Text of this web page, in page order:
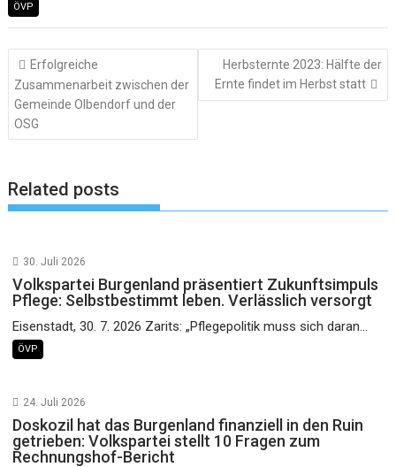
ÖVP
Beitragsnavigation
Erfolgreiche
Zusammenarbeit zwischen der
Gemeinde Olbendorf und der
OSG
Herbsternte 2023: Hälfte der
Ernte findet im Herbst statt
Related posts
30. Juli 2026
Volkspartei Burgenland präsentiert Zukunftsimpuls
Pflege: Selbstbestimmt leben. Verlässlich versorgt
Eisenstadt, 30. 7. 2026 Zarits: „Pflegepolitik muss sich daran...
ÖVP
24. Juli 2026
Doskozil hat das Burgenland finanziell in den Ruin
getrieben: Volkspartei stellt 10 Fragen zum
Rechnungshof-Bericht